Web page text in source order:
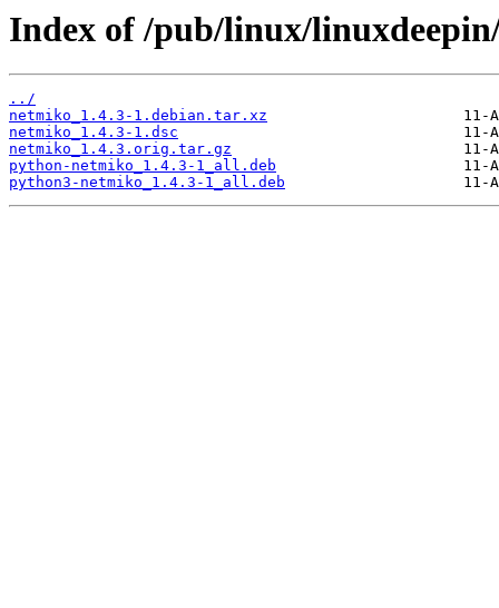
Index of /pub/linux/
../
netmiko_1.4.3-1.debian.tar.xz
netmiko_1.4.3-1.dsc
netmiko_1.4.3.orig.tar.gz
python-netmiko_1.4.3-1_all.deb
python3-netmiko_1.4.3-1_all.deb